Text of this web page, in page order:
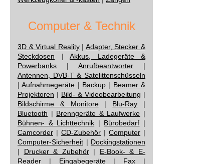
Computer & Technik
3D & Virtual Reality| Adapter, Stecker &
Steckdosen | Akkus, Ladegeräte &
Powerbanks | Anrufbeantworter |
Antennen, DVB-T & Satelittenschüsseln
|Aufnahmegeräte | Backup | Beamer &
Projektoren | Bild- & Videobearbeitung |
Bildschirme & Monitore| Blu-Ray |
Bluetooth | Brenngeräte & Laufwerke |
Bühnen- & Lichttechnik | Bürobedarf |
Camcorder | CD-Zubehör | Computer |
Computer-Sicherheit | Dockingstationen
| Drucker & Zubehör| E-Book- & E-
Reader | Eingabegeräte| Fax |